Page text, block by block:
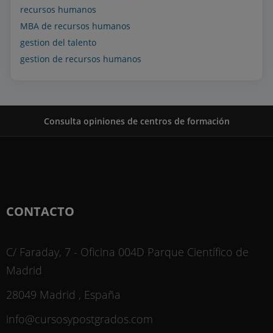
recursos humanos
MBA de recursos humanos
gestion del talento
gestion de recursos humanos
Consulta opiniones de centros de formación
CONTACTO
C/ Faraday, 7 - Oficina 004D Parque Científico de
Madrid
28049 Madrid , España
info@cursosypostgrados.com